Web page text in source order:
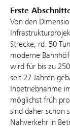
Erste
Von den
Strecke, rd. 50
moderne
wird für bis zu
seit 27 Jahren
Inbetriebnahme
möglichst früh
sind daher schon
Nahverkehr in